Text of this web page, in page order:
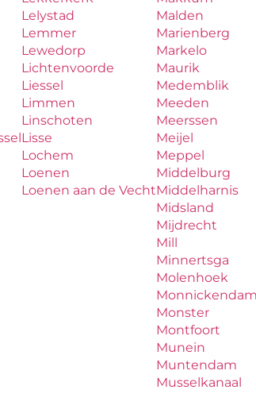
Lelystad
Lemmer
Lewedorp
Lichtenvoorde
Liessel
Limmen
Linschoten
Lisse
Lochem
Loenen
Loenen aan de Vecht
Malden
Marienberg
Markelo
Maurik
Medemblik
Meeden
Meerssen
Meijel
Meppel
Middelburg
Middelharnis
Midsland
Mijdrecht
Mill
Minnertsga
Molenhoek
Monnickendam
Monster
Montfoort
Munein
Muntendam
Musselkanaal